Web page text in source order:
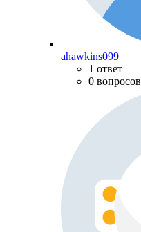
ahawkins099
1 ответ
0 вопросов